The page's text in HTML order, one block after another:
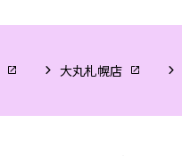
大丸札幌店